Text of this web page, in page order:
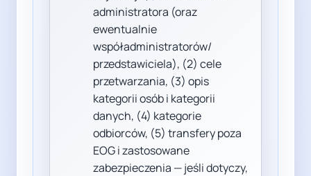
administratora (oraz
ewentualnie
współadministratorów/
przedstawiciela), (2) cele
przetwarzania, (3) opis
kategorii osób i kategorii
danych, (4) kategorie
odbiorców, (5) transfery poza
EOG i zastosowane
zabezpieczenia — jeśli dotyczy,